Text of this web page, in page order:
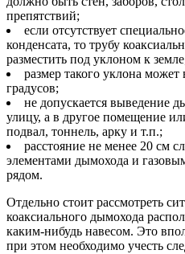
препятствий;
если отсутствует
конденсата, то трубу
разместить под уклоном к
размер такого уклона может
градусов;
не допускается выведение
улицу, а в другое помещение
подвал, тоннель, арку и т.п.;
расстояние не менее 20 см
элементами дымохода и
рядом.
Отдельно стоит рассмотреть
коаксиального дымохода
каким-нибудь навесом. Это
при этом необходимо учесть